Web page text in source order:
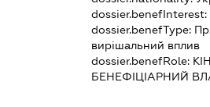
dossier.benefInterest:
dossier.benefType:
вирішальний вплив
dossier.benefRole:
БЕНЕФІЦІАРНИЙ